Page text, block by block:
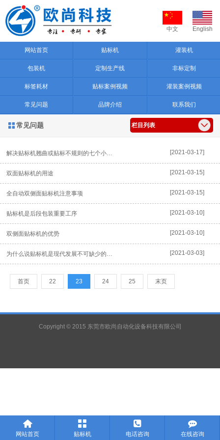
中文 English
网站首页 贴标机 灌装机
包装机 定制生产线 非标定制
标签耗材 贴标案例视频 灌装案例视频
常见问题 品牌介绍 联系我们
 常见问题 栏目列表
[2021-03-17]
解决贴标机翘曲或贴标不规则的七个小技巧
[2021-03-15]
双面贴标机的用途
[2021-03-15]
全自动双侧面贴标机注意事项
[2021-03-10]
贴标机是后段包装重要工序
[2021-03-10]
双侧面贴标机的优势
[2021-03-03]
为什么说贴标机是现代发展不可缺少的一款机械设备？
首页 22 23 24 25 末页
Copyright © 2015 东莞市欧尚自动化设备科技有限公司

网站首页

贴标机

电话咨询

在线咨询